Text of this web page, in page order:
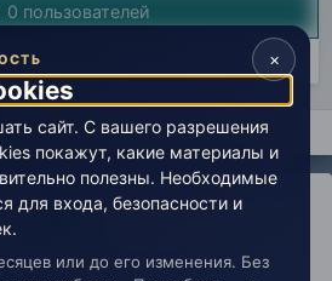
0 пользователей
эту страницу.
История Авторские вселенные
Политика конфиденциальности
×
сайт. С вашего разрешения
покажут, какие материалы и
полезны. Необходимые
для входа, безопасности и
или до его изменения. Без